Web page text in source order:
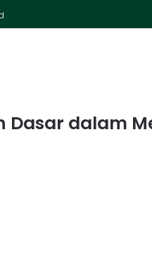
Dasar dalam